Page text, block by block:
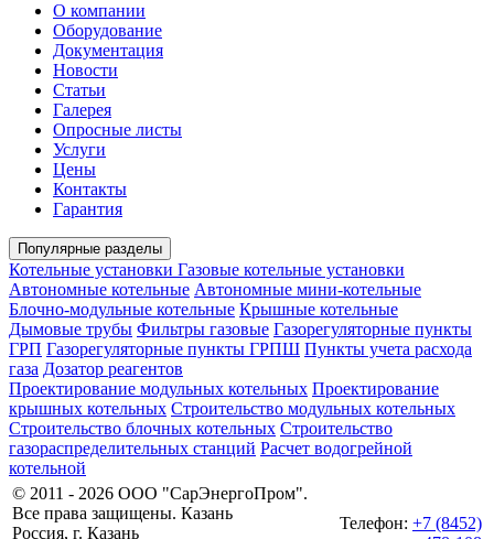
О компании
Оборудование
Документация
Новости
Статьи
Галерея
Опросные листы
Услуги
Цены
Контакты
Гарантия
Популярные разделы
Котельные установки Газовые котельные установки
Автономные котельные Автономные мини-котельные
Блочно-модульные котельные Крышные котельные
Дымовые трубы Фильтры газовые Газорегуляторные пункты
ГРП Газорегуляторные пункты ГРПШ Пункты учета расхода
газа Дозатор реагентов
Проектирование модульных котельных Проектирование
крышных котельных Строительство модульных котельных
Строительство блочных котельных Строительство
газораспределительных станций Расчет водогрейной
котельной
© 2011 - 2026 ООО "СарЭнергоПром".
Все права защищены. Казань
Россия, г. Казань
Телефон: +7 (8452)